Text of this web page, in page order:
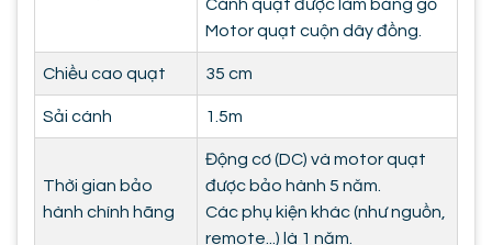
Cánh quạt được làm bằng gỗ
Motor quạt cuộn dây đồng.
Chiều cao quạt 35 cm
Sải cánh 1.5m
Thời gian bảo
hành chính hãng
Động cơ (DC) và motor quạt
được bảo hành 5 năm.
Các phụ kiện khác (như nguồn,
remote...) là 1 năm.